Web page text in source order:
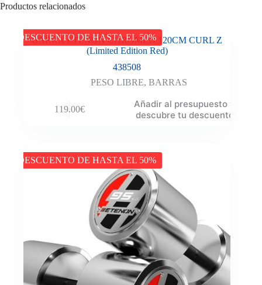
Productos relacionados
DESCUENTO DE HASTA EL 50%
BARRA ETENON CHROMED 120CM CURL Z
(Limited Edition Red)
438508
PESO LIBRE, BARRAS
119.00€
Añadir al presupuesto y
descubre tu descuento
DESCUENTO DE HASTA EL 50%